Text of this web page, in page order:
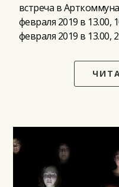
встреча в
февраля 2019 в 13.00,
февраля 2019 в 13.00,